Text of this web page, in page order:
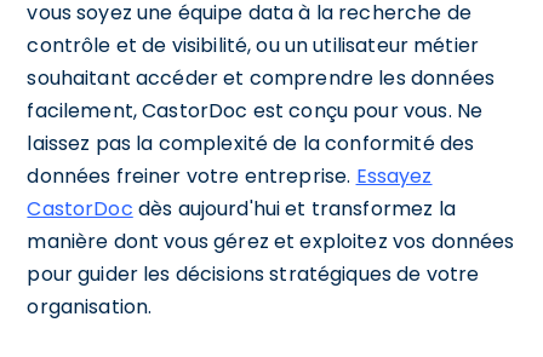
vous soyez une équipe data à la recherche de
contrôle et de visibilité, ou un utilisateur métier
souhaitant accéder et comprendre les données
facilement, CastorDoc est conçu pour vous. Ne
laissez pas la complexité de la conformité des
données freiner votre entreprise. Essayez
CastorDoc dès aujourd'hui et transformez la
manière dont vous gérez et exploitez vos données
pour guider les décisions stratégiques de votre
organisation.